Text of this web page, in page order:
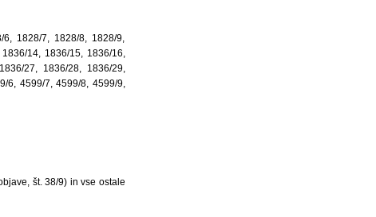
1828/7, 1828/8, 1828/9,
14, 1836/15, 1836/16,
27, 1836/28, 1836/29,
6, 4599/7, 4599/8, 4599/9,
št. 38/9) in vse ostale